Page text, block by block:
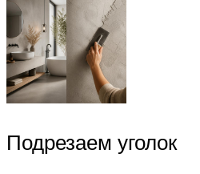
Подрезаем уголок